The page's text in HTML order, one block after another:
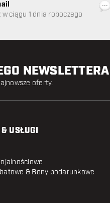
w ciągu 1 dnia roboczego
NEWSLETTERA
oferty.
USŁUGI
& Bony podarunkowe